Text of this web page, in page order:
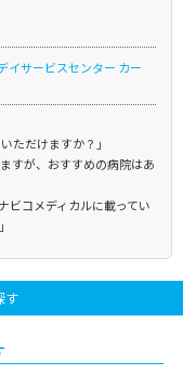
イサービスセンター カー
ただけますか？」
すが、おすすめの病院はあ
ビコメディカルに載ってい
す